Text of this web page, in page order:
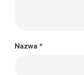
Nazwa *